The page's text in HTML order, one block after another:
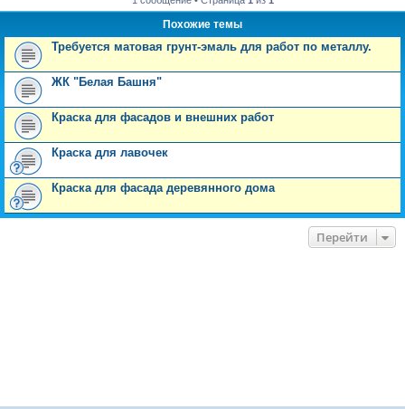
Похожие темы
Требуется матовая грунт-эмаль для работ по металлу.
ЖК "Белая Башня"
Краска для фасадов и внешних работ
Краска для лавочек
Краска для фасада деревянного дома
Перейти